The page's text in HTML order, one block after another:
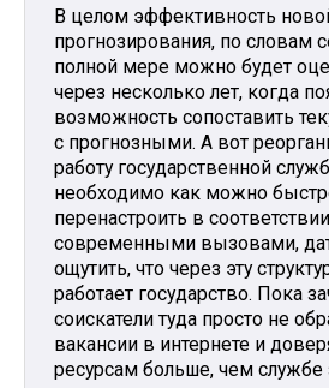
В целом эффективность
прогнозирования, по словам
полной мере можно будет
через несколько лет, когда
возможность сопоставить
с прогнозными. А вот
работу государственной
необходимо как можно
перенастроить в
современными вызовами,
ощутить, что через эту
работает государство. Пока
соискатели туда просто не
вакансии в интернете и
ресурсам больше, чем службе